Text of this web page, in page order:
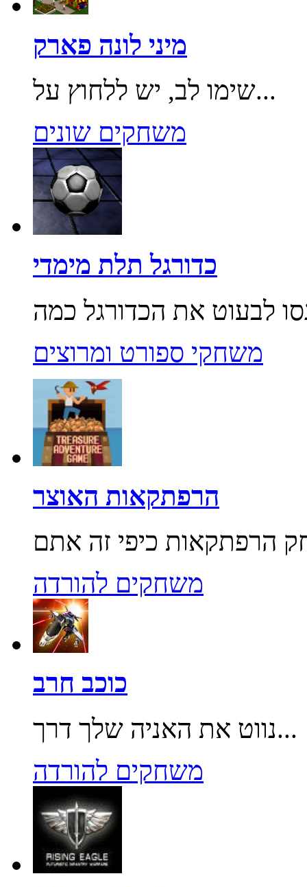
מיני לונה פארק
שימו לב, יש ללחוץ על...
משחקים שונים
כדורגל תלת מימדי
משחקי ספורט ומרוצים
הרפתקאות האוצר
משחקים להורדה
כוכב חרב
נווט את האניה שלך דרך...
משחקים להורדה